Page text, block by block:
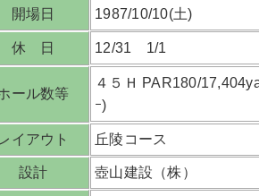
開場日 1987/10/10(土)
休 日 12/31 1/1
ール数等
４５Ｈ PAR180/
ｰ)
イアウト 丘陵コース
設計 壺山建設（株）